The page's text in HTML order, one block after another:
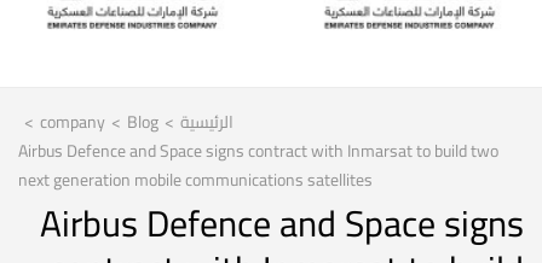
الرئيسية >
Blog
>
company
>
Airbus Defence and Space signs contract with Inmarsat to build two
next generation mobile communications satellites
Airbus Defence and Space signs